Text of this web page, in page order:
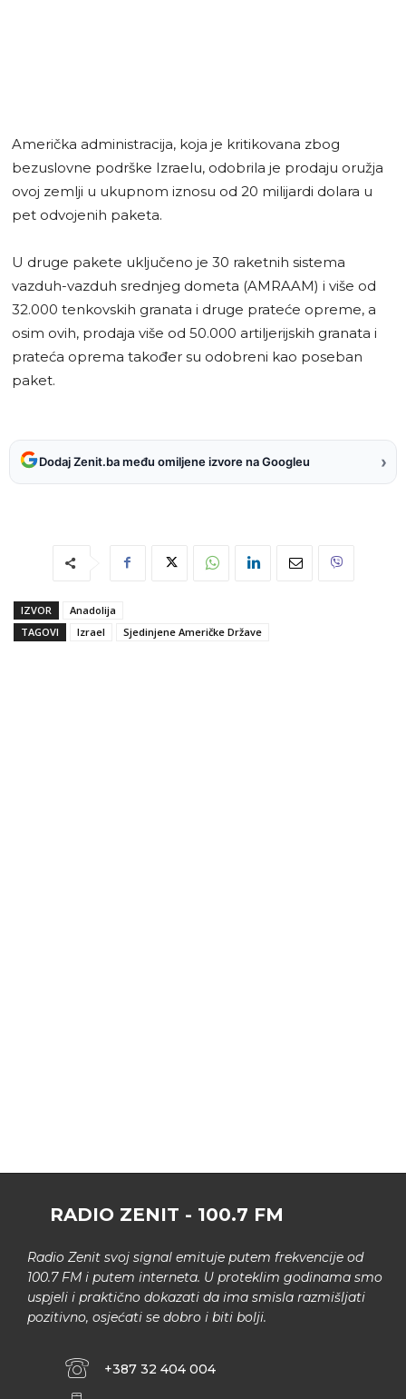
Američka administracija, koja je kritikovana zbog
bezuslovne podrške Izraelu, odobrila je prodaju oružja
ovoj zemlji u ukupnom iznosu od 20 milijardi dolara u
pet odvojenih paketa.
U druge pakete uključeno je 30 raketnih sistema
vazduh-vazduh srednjeg dometa (AMRAAM) i više od
32.000 tenkovskih granata i druge prateće opreme, a
osim ovih, prodaja više od 50.000 artiljerijskih granata i
prateća oprema također su odobreni kao poseban
paket.
Dodaj Zenit.ba među omiljene izvore na Googleu ›
IZVOR
Anadolija
TAGOVI
Izrael Sjedinjene Američke Države
RADIO ZENIT - 100.7 FM
Radio Zenit svoj signal emituje putem frekvencije od
100.7 FM i putem interneta. U proteklim godinama smo
uspjeli i praktično dokazati da ima smisla razmišljati
pozitivno, osjećati se dobro i biti bolji.
+387 32 404 004